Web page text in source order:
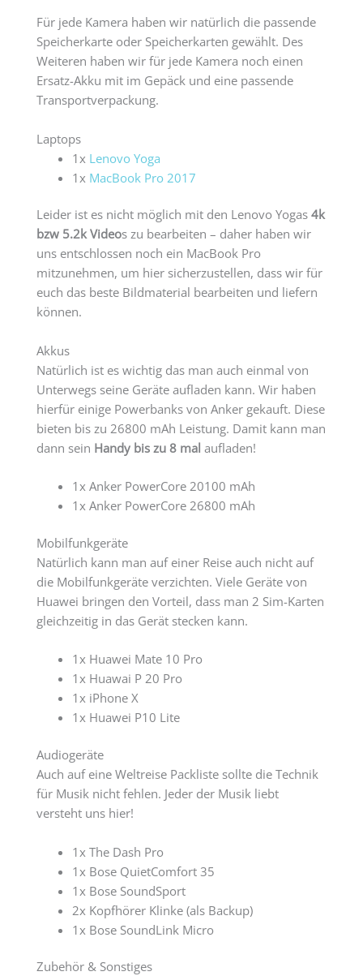
Für jede Kamera haben wir natürlich die passende
Speicherkarte oder Speicherkarten gewählt. Des
Weiteren haben wir für jede Kamera noch einen
Ersatz-Akku mit im Gepäck und eine passende
Transportverpackung.
Laptops
1x Lenovo Yoga
1x MacBook Pro 2017
Leider ist es nicht möglich mit den Lenovo Yogas 4k
bzw 5.2k Videos zu bearbeiten – daher haben wir
uns entschlossen noch ein MacBook Pro
mitzunehmen, um hier sicherzustellen, dass wir für
euch das beste Bildmaterial bearbeiten und liefern
können.
Akkus
Natürlich ist es wichtig das man auch einmal von
Unterwegs seine Geräte aufladen kann. Wir haben
hierfür einige Powerbanks von Anker gekauft. Diese
bieten bis zu 26800 mAh Leistung. Damit kann man
dann sein Handy bis zu 8 mal aufladen!
1x Anker PowerCore 20100 mAh
1x Anker PowerCore 26800 mAh
Mobilfunkgeräte
Natürlich kann man auf einer Reise auch nicht auf
die Mobilfunkgeräte verzichten. Viele Geräte von
Huawei bringen den Vorteil, dass man 2 Sim-Karten
gleichzeitig in das Gerät stecken kann.
1x Huawei Mate 10 Pro
1x Huawai P 20 Pro
1x iPhone X
1x Huawei P10 Lite
Audiogeräte
Auch auf eine Weltreise Packliste sollte die Technik
für Musik nicht fehlen. Jeder der Musik liebt
versteht uns hier!
1x The Dash Pro
1x Bose QuietComfort 35
1x Bose SoundSport
2x Kopfhörer Klinke (als Backup)
1x Bose SoundLink Micro
Zubehör & Sonstiges